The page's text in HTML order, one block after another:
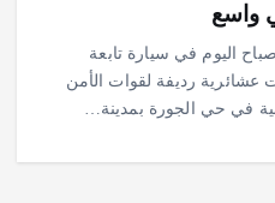
واسع
اليوم في سيارة تابعة
عشائرية رديفة لقوات الأمن
في حي الجورة بمدينة…